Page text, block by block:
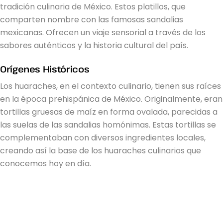
tradición culinaria de México. Estos platillos, que
comparten nombre con las famosas sandalias
mexicanas. Ofrecen un viaje sensorial a través de los
sabores auténticos y la historia cultural del país.
Orígenes Históricos
Los huaraches, en el contexto culinario, tienen sus raíces
en la época prehispánica de México. Originalmente, eran
tortillas gruesas de maíz en forma ovalada, parecidas a
las suelas de las sandalias homónimas. Estas tortillas se
complementaban con diversos ingredientes locales,
creando así la base de los huaraches culinarios que
conocemos hoy en día.